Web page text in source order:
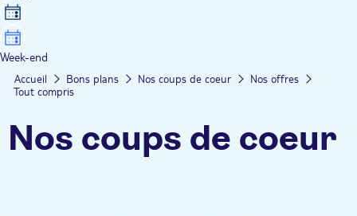
Week-end
Accueil Bons plans Nos coups de coeur
Nos offres
Tout compris
Nos coups de coeur